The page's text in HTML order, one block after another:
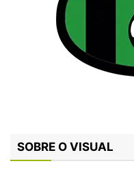
SOBRE O VISUAL